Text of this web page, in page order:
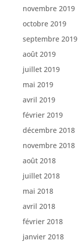
novembre 2019
octobre 2019
septembre 2019
août 2019
juillet 2019
mai 2019
avril 2019
février 2019
décembre 2018
novembre 2018
août 2018
juillet 2018
mai 2018
avril 2018
février 2018
janvier 2018